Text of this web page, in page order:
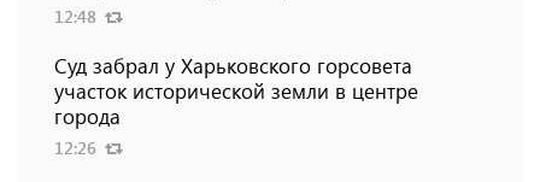
12:48
Суд забрал у Харьковского горсовета
участок исторической земли в центре
города
12:26